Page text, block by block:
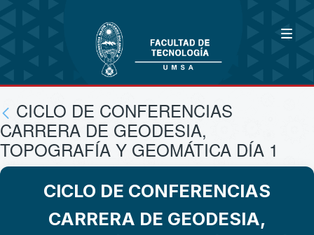
CICLO DE CONFERENCIAS
CARRERA DE GEODESIA,
TOPOGRAFÍA Y GEOMÁTICA DÍA 1
CICLO DE CONFERENCIAS
CARRERA DE GEODESIA,